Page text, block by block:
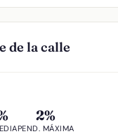
de la calle
2%
PEND. MÁXIMA